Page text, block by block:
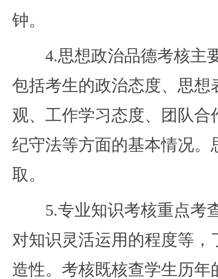
钟。
4.思想政治品德考核主
包括考生的政治态度、思
观、工作学习态度、团队
纪守法等方面的基本情况
取。
5.专业知识考核重点考
对知识灵活运用的程度等
造性。考核既核查学生历